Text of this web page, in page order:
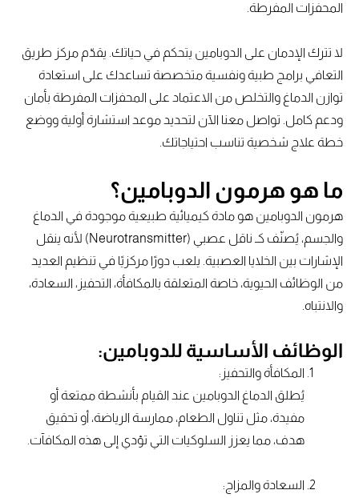
المحفزات المفرطة.
لا تترك الإدمان على الدوبامين يتحكم في حياتك. يقدّم مركز طريق
التعافي برامج طبية ونفسية متخصصة تساعدك على استعادة
توازن الدماغ والتخلص من الاعتماد على المحفزات المفرطة بأمان
ودعم كامل. تواصل معنا الآن لتحديد موعد استشارة أولية ووضع
خطة علاج شخصية تناسب احتياجاتك.
ما هو هرمون الدوبامين؟
هرمون الدوبامين هو مادة كيميائية طبيعية موجودة في الدماغ
والجسم، يُصنّف كـ ناقل عصبي (Neurotransmitter) لأنه ينقل
الإشارات بين الخلايا العصبية. يلعب دورًا مركزيًا في تنظيم العديد
من الوظائف الحيوية، خاصة المتعلقة بالمكافأة، التحفيز، السعادة،
والانتباه.
الوظائف الأساسية للدوبامين:
المكافأة والتحفيز:
يُطلق الدماغ الدوبامين عند القيام بأنشطة ممتعة أو
مفيدة، مثل تناول الطعام، ممارسة الرياضة، أو تحقيق
هدف، مما يعزز السلوكيات التي تؤدي إلى هذه المكافآت.
السعادة والمزاج: